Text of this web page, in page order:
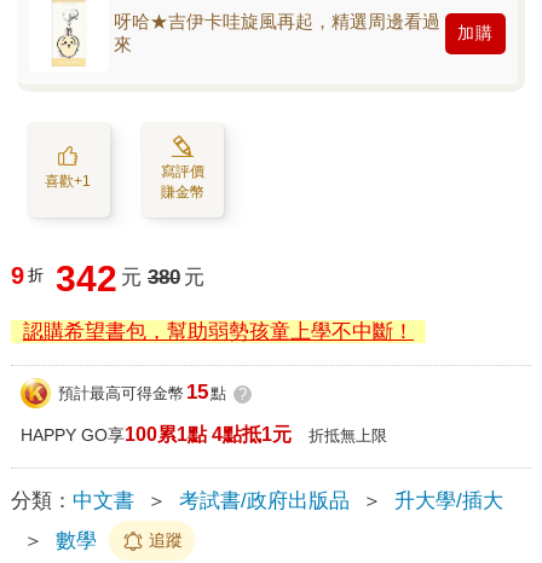
呀哈★吉伊卡哇旋風再起，精選周邊看過
來
加購
喜歡+1
寫評價
賺金幣
9 折 342 元 380 元
認購希望書包，幫助弱勢孩童上學不中斷！
預計最高可得金幣 15點 ?
HAPPY GO享100累1點 4點抵1元 折抵無上限
分類： 中文書 ＞ 考試書/政府出版品 ＞
升大學/插大
＞
數學 追蹤